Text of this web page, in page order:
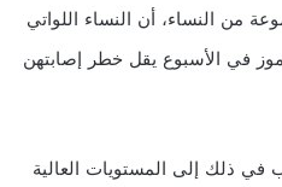
من النساء، أن النساء اللواتي
في الأسبوع يقل خطر إصابتهن
ذلك إلى المستويات العالية